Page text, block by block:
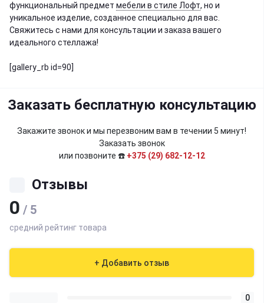
функциональный предмет мебели в стиле Лофт, но и
уникальное изделие, созданное специально для вас.
Свяжитесь с нами для консультации и заказа вашего
идеального стеллажа!
[gallery_rb id=90]
Заказать бесплатную консультацию
Закажите звонок и мы перезвоним вам в течении 5 минут!
Заказать звонок
или позвоните ☎️ +375 (29) 682-12-12
Отзывы
0 / 5
средний рейтинг товара
+ Добавить отзыв
0